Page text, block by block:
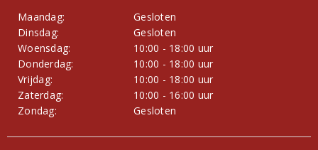
Maandag:
Gesloten
Dinsdag:
Gesloten
Woensdag:
10:00 - 18:00 uur
Donderdag:
10:00 - 18:00 uur
Vrijdag:
10:00 - 18:00 uur
Zaterdag:
10:00 - 16:00 uur
Zondag:
Gesloten